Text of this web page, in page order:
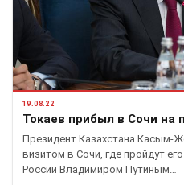
19.08.22
Токаев прибыл в Сочи на
Президент Казахстана Касым-
визитом в Сочи, где пройдут
России Владимиром Путиным…